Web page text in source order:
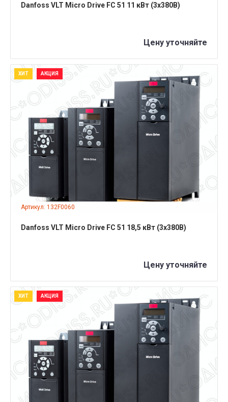
Danfoss VLT Micro Drive FC 51 11 кВт (3x380B)
Цену уточняйте
ХИТ АКЦИЯ
Артикул: 132F0060
ПОДРОБНЕЕ
Danfoss VLT Micro Drive FC 51 18,5 кВт (3x380B)
Цену уточняйте
ХИТ АКЦИЯ
ПОДРОБНЕЕ